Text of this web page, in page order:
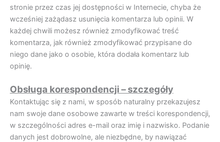
stronie przez czas jej dostępności w Internecie, chyba że
wcześniej zażądasz usunięcia komentarza lub opinii. W
każdej chwili możesz również zmodyfikować treść
komentarza, jak również zmodyfikować przypisane do
niego dane jako o osobie, która dodała komentarz lub
opinię.
Obsługa korespondencji – szczegóły
Kontaktując się z nami, w sposób naturalny przekazujesz
nam swoje dane osobowe zawarte w treści korespondencji,
w szczególności adres e-mail oraz imię i nazwisko. Podanie
danych jest dobrowolne, ale niezbędne, by nawiązać